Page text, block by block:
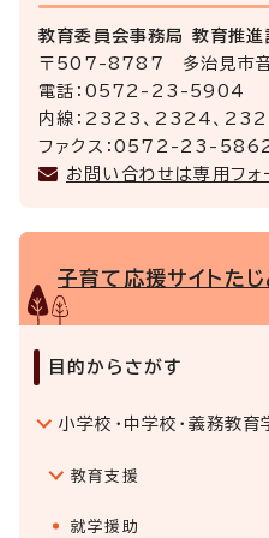
教育委員会事務局 教育推
〒507-8787 多治見市
電話：0572-23-5904
内線：2323、2324、
ファクス：0572-23-
お問い合わせは専用フォ
子育て応援サイトたじ
目的からさがす
小学校・中学校・義務教育
教育支援
就学援助